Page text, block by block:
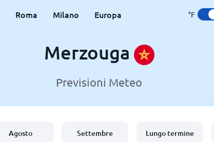
Roma Milano Europa °F
Merzouga
Previsioni Meteo
Agosto Settembre Lungo termine